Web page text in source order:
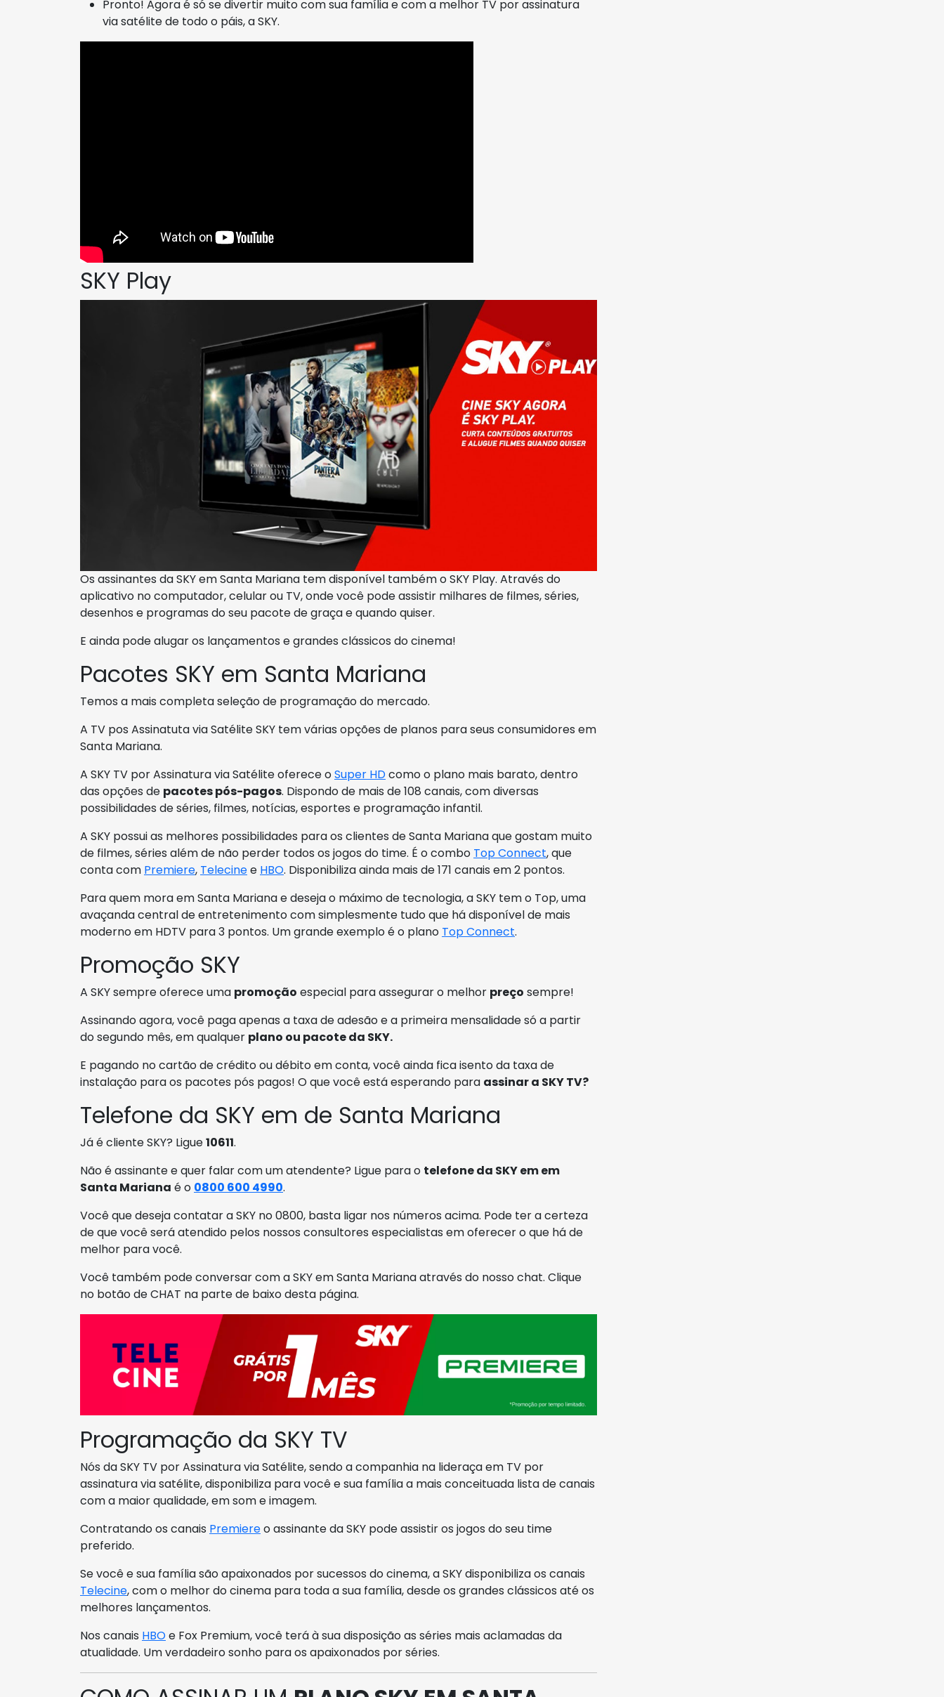
Pronto! Agora é só se divertir muito com sua família e com a melhor TV por assinatura
via satélite de todo o páis, a SKY.
SKY Play
Os assinantes da SKY em Santa Mariana tem disponível também o SKY Play. Através do
aplicativo no computador, celular ou TV, onde você pode assistir milhares de filmes, séries,
desenhos e programas do seu pacote de graça e quando quiser.
E ainda pode alugar os lançamentos e grandes clássicos do cinema!
Pacotes SKY em Santa Mariana
Temos a mais completa seleção de programação do mercado.
A TV pos Assinatuta via Satélite SKY tem várias opções de planos para seus consumidores em
Santa Mariana.
A SKY TV por Assinatura via Satélite oferece oSuper HDcomo o plano mais barato, dentro
das opções de pacotes pós-pagos. Dispondo de mais de 108 canais, com diversas
possibilidades de séries, filmes, notícias, esportes e programação infantil.
A SKY possui as melhores possibilidades para os clientes de Santa Mariana que gostam muito
de filmes, séries além de não perder todos os jogos do time. É o combo Top Connect, que
conta com Premiere, Telecinee HBO. Disponibiliza ainda mais de 171 canais em 2 pontos.
Para quem mora em Santa Mariana e deseja o máximo de tecnologia, a SKY tem o Top, uma
avaçanda central de entretenimento com simplesmente tudo que há disponível de mais
moderno em HDTV para 3 pontos. Um grande exemplo é o plano Top Connect.
Promoção SKY
A SKY sempre oferece uma promoção especial para assegurar o melhor preço sempre!
Assinando agora, você paga apenas a taxa de adesão e a primeira mensalidade só a partir
do segundo mês, em qualquer plano ou pacote da SKY.
E pagando no cartão de crédito ou débito em conta, você ainda fica isento da taxa de
instalação para os pacotes pós pagos! O que você está esperando para assinar a SKY TV?
Telefone da SKY em de Santa Mariana
Já é cliente SKY? Ligue10611.
Não é assinante e quer falar com um atendente? Ligue para o telefone da SKY em em
Santa Mariana é o 0800 600 4990.
Você que deseja contatar a SKY no 0800, basta ligar nos números acima. Pode ter a certeza
de que você será atendido pelos nossos consultores especialistas em oferecer o que há de
melhor para você.
Você também pode conversar com a SKY em Santa Mariana através do nosso chat. Clique
no botão de CHAT na parte de baixo desta página.
Programação da SKY TV
Nós da SKY TV por Assinatura via Satélite, sendo a companhia na lideraça em TV por
assinatura via satélite, disponibiliza para você e sua família a mais conceituada lista de canais
com a maior qualidade, em som e imagem.
Contratando os canais Premiereo assinante da SKY pode assistir os jogos do seu time
preferido.
Se você e sua família são apaixonados por sucessos do cinema, a SKY disponibiliza os canais
Telecine, com o melhor do cinema para toda a sua família, desde os grandes clássicos até os
melhores lançamentos.
Nos canais HBOe Fox Premium, você terá à sua disposição as séries mais aclamadas da
atualidade. Um verdadeiro sonho para os apaixonados por séries.